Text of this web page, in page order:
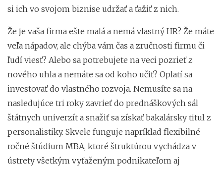
si ich vo svojom biznise udržať a ťažiť z nich.
Že je vaša firma ešte malá a nemá vlastný HR? Že máte
veľa nápadov, ale chýba vám čas a zručnosti firmu či
ľudí viesť? Alebo sa potrebujete na veci pozrieť z
nového uhla a nemáte sa od koho učiť? Oplatí sa
investovať do vlastného rozvoja. Nemusíte sa na
nasledujúce tri roky zavrieť do prednáškových sál
štátnych univerzít a snažiť sa získať bakalársky titul z
personalistiky. Skvele funguje napríklad flexibilné
ročné štúdium MBA, ktoré štruktúrou vychádza v
ústrety všetkým vyťaženým podnikateľom aj